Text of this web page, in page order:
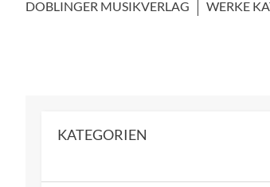
DOBLINGER MUSIKVERLAG WERKE
KATEGORIEN